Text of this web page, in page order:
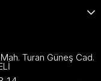
Turan Güneş Cad.